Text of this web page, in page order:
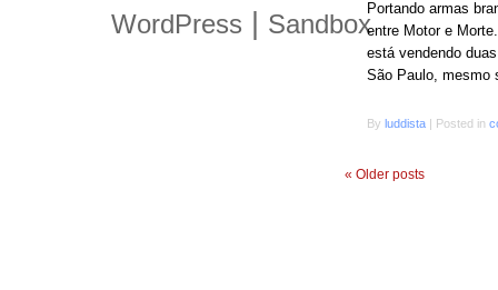
Portando armas
entre Motor e
está vendendo
São Paulo, mesmo
By luddista | Posted in
« Older posts
WordPress Sandbox